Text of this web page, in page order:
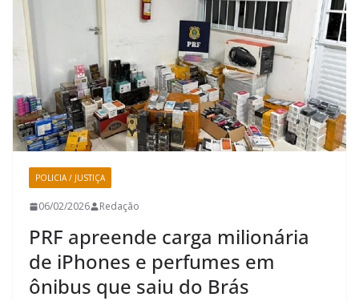
POLICIA / JUSTIÇA
06/02/2026 Redação
PRF apreende carga milionária
de iPhones e perfumes em
ônibus que saiu do Brás